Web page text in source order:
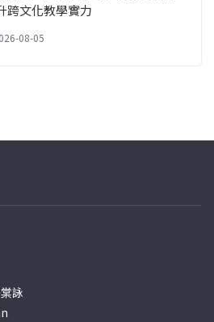
跨文化教學實力
08-05
詠